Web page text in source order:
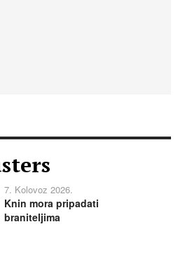
7. Kolovoz 2026.
Knin mora pripadati
braniteljima